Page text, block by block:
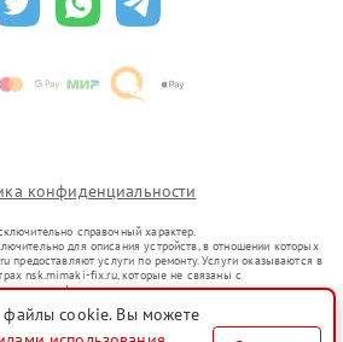
конфиденциальности
справочный характер.
для описания устройств, в отношении которых
услуги по ремонту. Услуги оказываются в
nsk.mimaki-fix.ru, которые не связаны с
или их официальными представителями.
уже введенных в гражданский оборот в соответствии
цели индивидуализации услуг или введения
файлы cookie. Вы можете